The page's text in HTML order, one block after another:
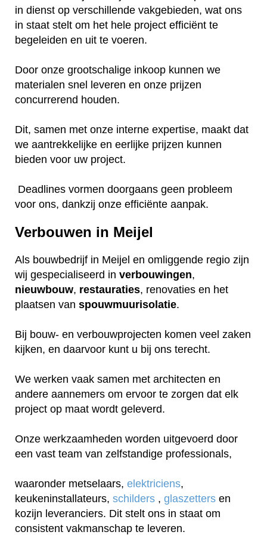
in dienst op verschillende vakgebieden, wat ons
in staat stelt om het hele project efficiënt te
begeleiden en uit te voeren.
Door onze grootschalige inkoop kunnen we
materialen snel leveren en onze prijzen
concurrerend houden.
Dit, samen met onze interne expertise, maakt dat
we aantrekkelijke en eerlijke prijzen kunnen
bieden voor uw project.
Deadlines vormen doorgaans geen probleem
voor ons, dankzij onze efficiënte aanpak.
Verbouwen in Meijel
Als bouwbedrijf in Meijel en omliggende regio zijn
wij gespecialiseerd in verbouwingen,
nieuwbouw, restauraties, renovaties en het
plaatsen van spouwmuurisolatie.
Bij bouw- en verbouwprojecten komen veel zaken
kijken, en daarvoor kunt u bij ons terecht.
We werken vaak samen met architecten en
andere aannemers om ervoor te zorgen dat elk
project op maat wordt geleverd.
Onze werkzaamheden worden uitgevoerd door
een vast team van zelfstandige professionals,
waaronder metselaars, elektriciens,
keukeninstallateurs, schilders , glaszetters en
kozijn leveranciers. Dit stelt ons in staat om
consistent vakmanschap te leveren.